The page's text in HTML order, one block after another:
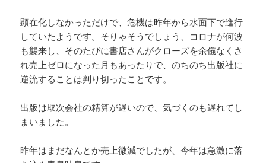
顕在化しなかっただけで、危機は昨年から水面下で進行
していたようです。そりゃそうでしょう、コロナが何波
も襲来し、そのたびに書店さんがクローズを余儀なくさ
れ売上ゼロになった月もあったりで、のちのち出版社に
逆流することは判り切ったことです。
出版は取次会社の精算が遅いので、気づくのも遅れてし
まいました。
昨年はまだなんとか売上微減でしたが、今年は急激に落